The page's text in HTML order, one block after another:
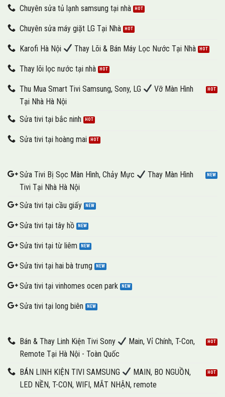
Chuyên sửa tủ lạnh samsung tại nhà
Chuyên sửa máy giặt LG Tại Nhà
Karofi Hà Nội Thay Lõi & Bán Máy Lọc Nước Tại Nhà
Thay lõi lọc nước tại nhà
Thu Mua Smart Tivi Samsung, Sony, LG
Vỡ Màn Hình
Tại Nhà Hà Nội
Sửa tivi tại bắc ninh
Sửa tivi tại hoàng mai
Sửa Tivi Bị Sọc Màn Hình, Chảy Mực
Thay Màn Hình
Tivi Tại Nhà Hà Nội
Sửa tivi tại cầu giấy
Sửa tivi tại tây hồ
Sửa tivi tại từ liêm
Sửa tivi tại hai bà trưng
Sửa tivi tại vinhomes ocen park
Sửa tivi tại long biên
Bán & Thay Linh Kiện Tivi Sony
Main, Vỉ Chính, T-Con,
Remote Tại Hà Nội - Toàn Quốc
BÁN LINH KIỆN TIVI SAMSUNG
MAIN, BO NGUỒN,
LED NỀN, T-CON, WIFI, MẮT NHẬN, remote